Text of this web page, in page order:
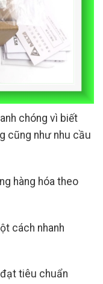
chóng vì biết
cũng như nhu cầu
hàng hóa theo
cách nhanh
tiêu chuẩn